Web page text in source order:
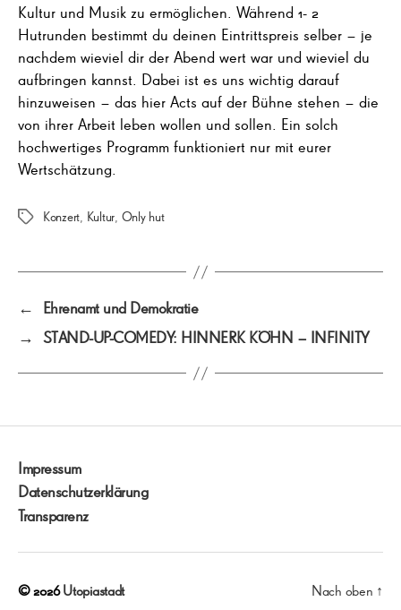
Kultur und Musik zu ermöglichen. Während 1- 2
Hutrunden bestimmt du deinen Eintrittspreis selber – je
nachdem wieviel dir der Abend wert war und wieviel du
aufbringen kannst. Dabei ist es uns wichtig darauf
hinzuweisen – das hier Acts auf der Bühne stehen – die
von ihrer Arbeit leben wollen und sollen. Ein solch
hochwertiges Programm funktioniert nur mit eurer
Wertschätzung.
Schlagwörter
Konzert, Kultur, Only hut
←
Ehrenamt und Demokratie
→ STAND-UP-COMEDY: HINNERK KÖHN – INFINITY
Impressum
Datenschutzerklärung
Transparenz
© 2026Utopiastadt Nach oben ↑